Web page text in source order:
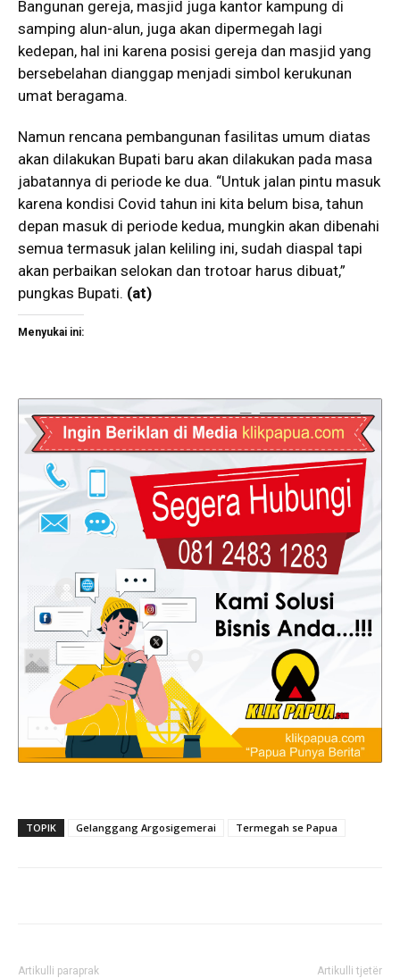
Bangunan gereja, masjid juga kantor kampung di
samping alun-alun, juga akan dipermegah lagi
kedepan, hal ini karena posisi gereja dan masjid yang
bersebelahan dianggap menjadi simbol kerukunan
umat beragama.
Namun rencana pembangunan fasilitas umum diatas
akan dilakukan Bupati baru akan dilakukan pada masa
jabatannya di periode ke dua. “Untuk jalan pintu masuk
karena kondisi Covid tahun ini kita belum bisa, tahun
depan masuk di periode kedua, mungkin akan dibenahi
semua termasuk jalan keliling ini, sudah diaspal tapi
akan perbaikan selokan dan trotoar harus dibuat,”
pungkas Bupati. (at)
Menyukai ini:
TOPIK Gelanggang Argosigemerai Termegah se Papua
Artikulli paraprak Artikulli tjetër